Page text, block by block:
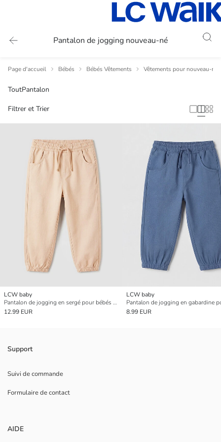
Pantalon de jogging nouveau-né
Page d'accueil Bébés Bébés Vêtements Vêtements pour nouveau-nés
ToutPantalon
Filtrer et Trier
LCW baby
Pantalon de jogging en sergé pour bébés garçons
12.99 EUR
LCW baby
8.99 EUR
Support
Suivi de commande
Formulaire de contact
AIDE